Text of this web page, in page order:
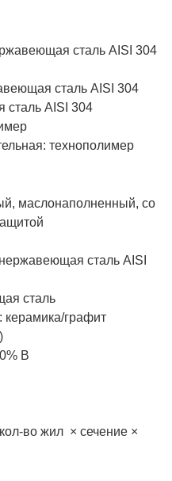
сталь AISI 304
сталь AISI 304
AISI 304
технополимер
маслонаполненный, со
сталь AISI
сталь
керамика/графит
В
во жил × сечение ×